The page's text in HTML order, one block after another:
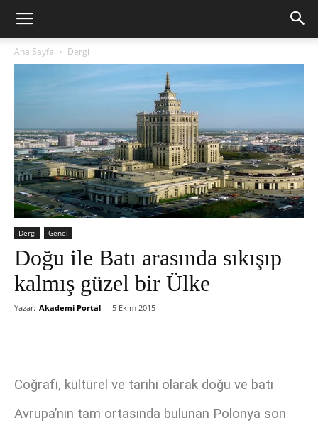
Ana Sayfa Dergi
Dergi Genel
Doğu ile Batı arasında sıkışıp
kalmış güzel bir Ülke
Yazar: Akademi Portal - 5 Ekim 2015
Coğrafi, kültürel ve tarihi olarak doğu ve batı
Avrupa’nın tam ortasında bulunan Polonya son